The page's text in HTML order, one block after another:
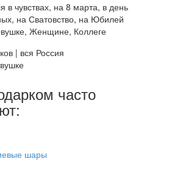
в чувствах, на 8 марта, в день
на Сватовство, на Юбилей
Женщине, Коллеге
| вся Россия
часто
шары